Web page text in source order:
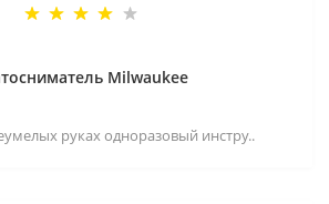
Milwaukee
руках одноразовый инстру..